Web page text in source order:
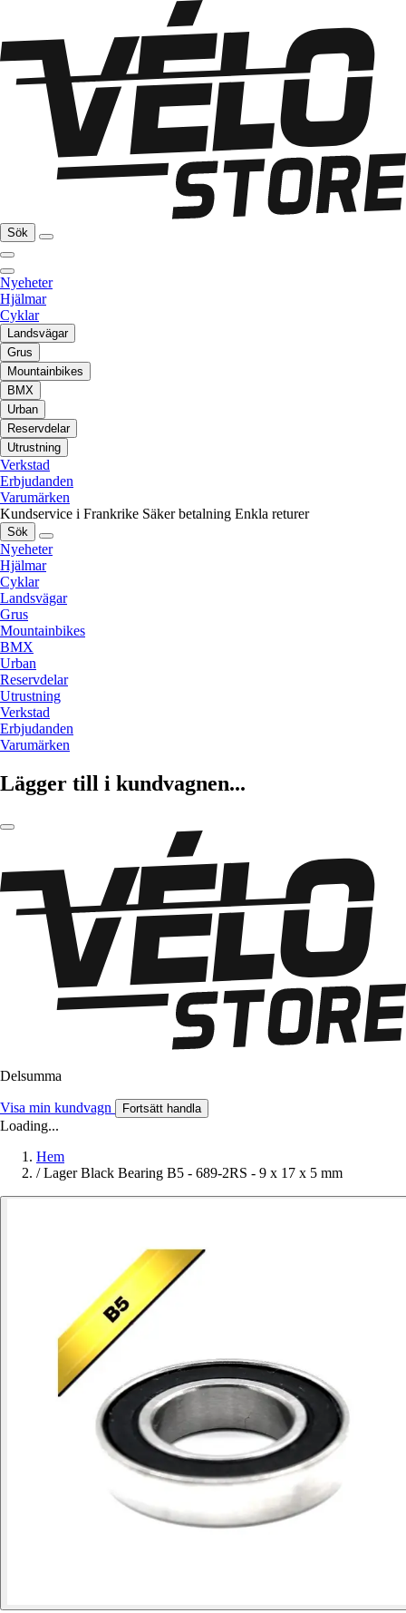
Sök
Nyeheter
Hjälmar
Cyklar
Landsvägar
Grus
Mountainbikes
BMX
Urban
Reservdelar
Utrustning
Verkstad
Erbjudanden
Varumärken
Kundservice i Frankrike Säker betalning Enkla returer
Sök
Nyeheter
Hjälmar
Cyklar
Landsvägar
Grus
Mountainbikes
BMX
Urban
Reservdelar
Utrustning
Verkstad
Erbjudanden
Varumärken
Lägger till i kundvagnen...
Delsumma
Visa min kundvagn Fortsätt handla
Loading...
Hem
/ Lager Black Bearing B5 - 689-2RS - 9 x 17 x 5 mm